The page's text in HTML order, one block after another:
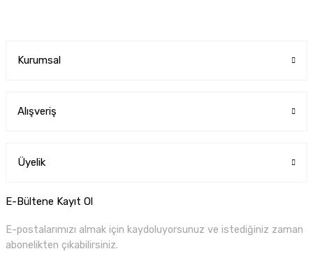
Kurumsal
Alışveriş
Üyelik
E-Bültene Kayıt Ol
E-postalarımızı almak için kaydoluyorsunuz ve istediğiniz zaman
abonelikten çıkabilirsiniz.